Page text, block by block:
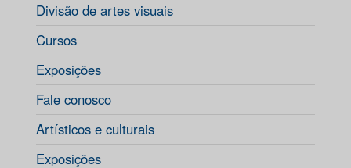
Divisão de artes visuais
Cursos
Exposições
Fale conosco
Artísticos e culturais
Exposições